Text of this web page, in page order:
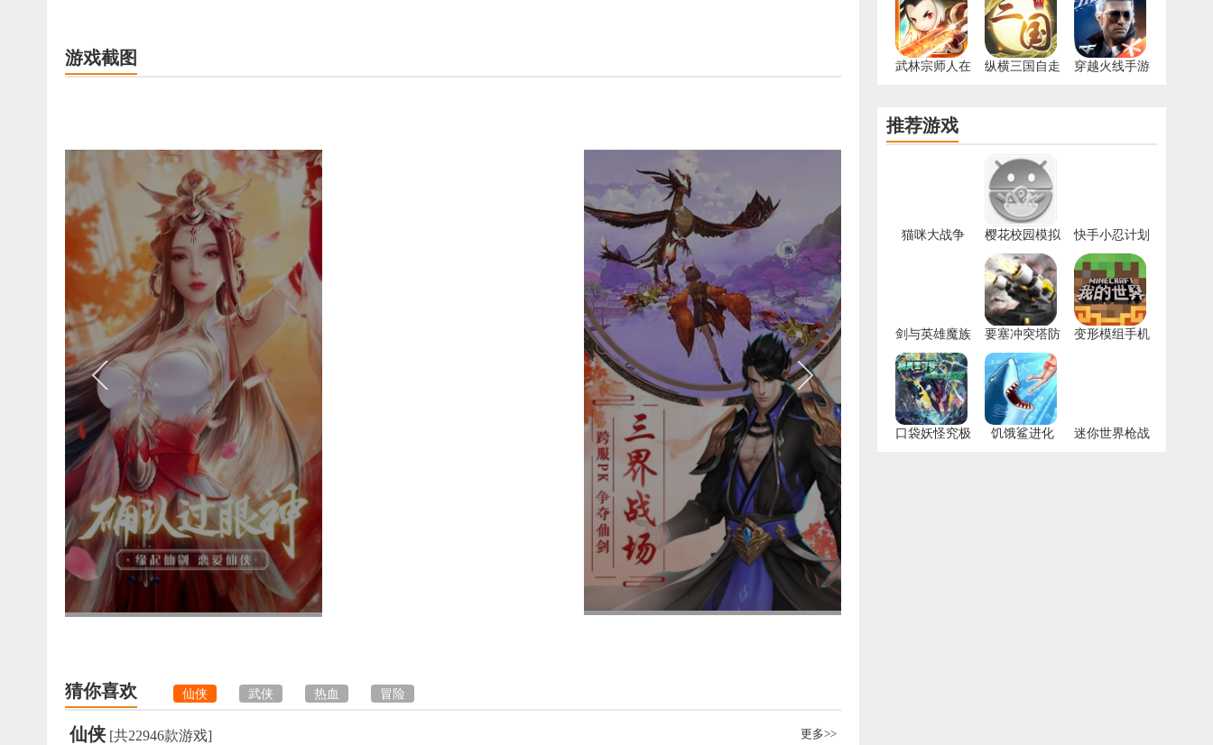
游戏截图
猜你喜欢 仙侠 武侠 热血 冒险
仙侠 [共22946款游戏] 更多>>
武林宗师人在
纵横三国自走
穿越火线手游
推荐游戏
猫咪大战争
樱花校园模拟
器2022中文版
快手小忍计划
剑与英雄魔族
抗争手游
要塞冲突塔防
游戏
变形模组手机
口袋妖怪究极
饥饿鲨进化
迷你世界枪战